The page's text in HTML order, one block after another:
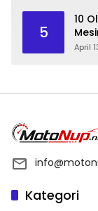
5
10
April
Kategori